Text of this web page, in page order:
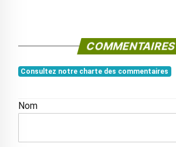
COMMENTAIRES
Consultez notre charte des commentaires
Nom